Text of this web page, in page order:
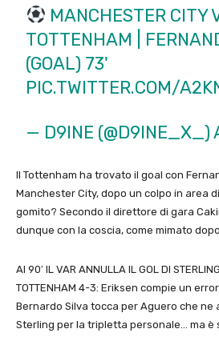
MANCHESTER CITY
TOTTENHAM |
(GOAL) 73'
PIC.TWITTER.COM/
— D9INE (@D9INE_X_)
Il Tottenham ha trovato il goal con
Manchester City, dopo un colpo in area
gomito? Secondo il direttore di gara
dunque con la coscia, come mimato
Al 90′ IL VAR ANNULLA IL GOL DI
TOTTENHAM 4-3: Eriksen compie un
Bernardo Silva tocca per Aguero che ne
Sterling per la tripletta personale… ma è